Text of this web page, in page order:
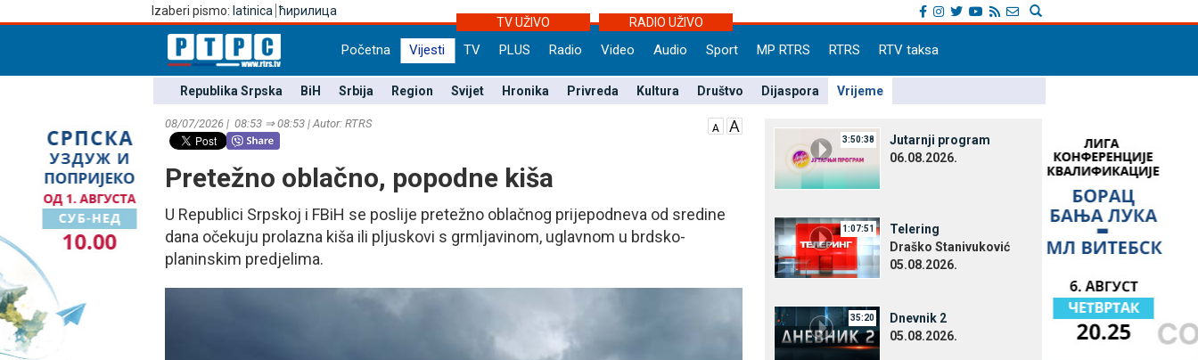
Izaberi pismo: latinica ћирилица
TV UŽIVO
RADIO UŽIVO
Početna Vijesti TV PLUS Radio Video Audio Sport MP RTRS RTRS RTV taksa
Republika Srpska BiH Srbija Region Svijet Hronika Privreda Kultura Društvo Dijaspora Vrijeme
08/07/2026 | 08:53 ⇒ 08:53 | Autor: RTRS
Pretežno oblačno, popodne kiša
U Republici Srpskoj i FBiH se poslije pretežno oblačnog prijepodneva od sredine
dana očekuju prolazna kiša ili pljuskovi s grmljavinom, uglavnom u brdsko-
planinskim predjelima.
3:50:38
Јutarnji program
06.08.2026.
1:07:51
Telering
Draško Stanivuković
05.08.2026.
35:20
Dnevnik 2
05.08.2026.